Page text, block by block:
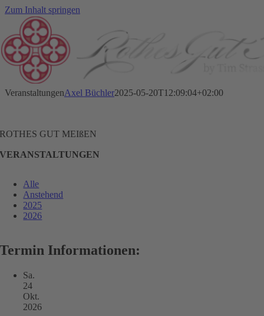
Zum Inhalt springen
VeranstaltungenAxel Büchler2025-05-20T12:09:04+02:00
ROTHES GUT MEIßEN
VERANSTALTUNGEN
Alle
Anstehend
2025
2026
Termin Informationen:
Sa.
24
Okt.
2026